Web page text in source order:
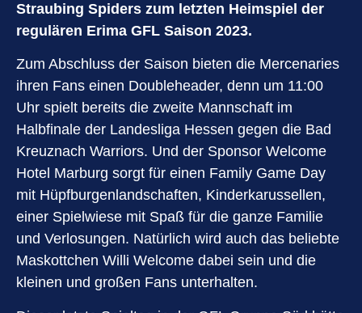
Straubing Spiders zum letzten Heimspiel der
regulären Erima GFL Saison 2023.
Zum Abschluss der Saison bieten die Mercenaries
ihren Fans einen Doubleheader, denn um 11:00
Uhr spielt bereits die zweite Mannschaft im
Halbfinale der Landesliga Hessen gegen die Bad
Kreuznach Warriors. Und der Sponsor Welcome
Hotel Marburg sorgt für einen Family Game Day
mit Hüpfburgenlandschaften, Kinderkarussellen,
einer Spielwiese mit Spaß für die ganze Familie
und Verlosungen. Natürlich wird auch das beliebte
Maskottchen Willi Welcome dabei sein und die
kleinen und großen Fans unterhalten.